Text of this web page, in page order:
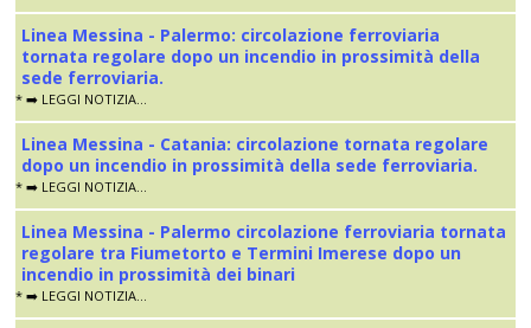
Linea Messina - Palermo: circolazione ferroviaria
tornata regolare dopo un incendio in prossimità della
sede ferroviaria.
* ➡️ LEGGI NOTIZIA...
Linea Messina - Catania: circolazione tornata regolare
dopo un incendio in prossimità della sede ferroviaria.
* ➡️ LEGGI NOTIZIA...
Linea Messina - Palermo circolazione ferroviaria tornata
regolare tra Fiumetorto e Termini Imerese dopo un
incendio in prossimità dei binari
* ➡️ LEGGI NOTIZIA...